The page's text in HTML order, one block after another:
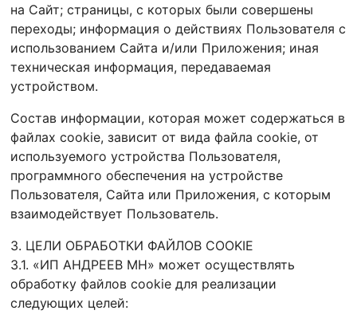
на Сайт; страницы, с которых были совершены
переходы; информация о действиях Пользователя с
использованием Сайта и/или Приложения; иная
техническая информация, передаваемая
устройством.
Состав информации, которая может содержаться в
файлах cookie, зависит от вида файла cookie, от
используемого устройства Пользователя,
программного обеспечения на устройстве
Пользователя, Сайта или Приложения, с которым
взаимодействует Пользователь.
3. ЦЕЛИ ОБРАБОТКИ ФАЙЛОВ COOKIE
3.1. «ИП АНДРЕЕВ МН» может осуществлять
обработку файлов cookie для реализации
следующих целей: